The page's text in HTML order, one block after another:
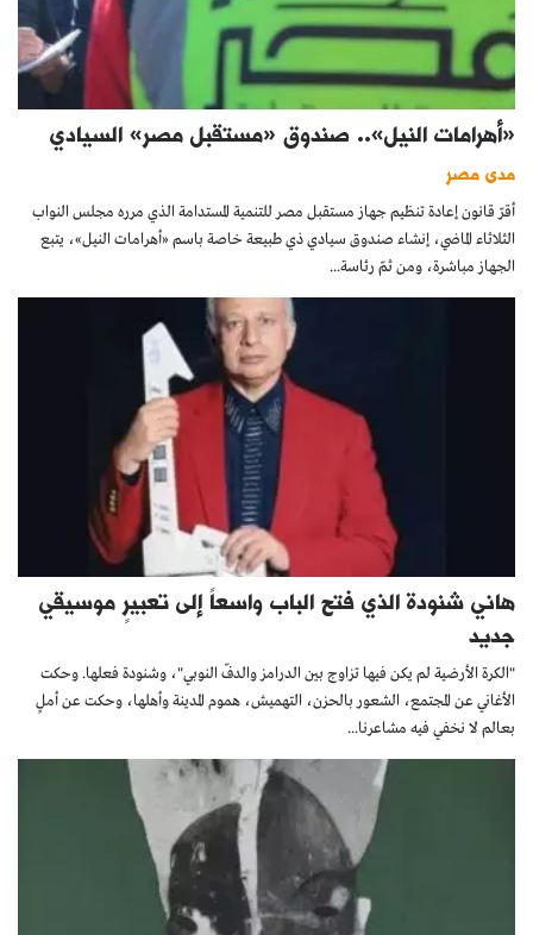
«أهرامات النيل».. صندوق «مستقبل مصر» السيادي
مدى مصر
أقرّ قانون إعادة تنظيم جهاز مستقبل مصر للتنمية المستدامة الذي مرره مجلس النواب
الثلاثاء الماضي، إنشاء صندوق سيادي ذي طبيعة خاصة باسم «أهرامات النيل»، يتبع
الجهاز مباشرة، ومن ثمّ رئاسة...
هاني شنودة الذي فتح الباب واسعاً إلى تعبيرٍ موسيقي
جديد
"الكرة الأرضية لم يكن فيها تزاوج بين الدرامز والدفّ النوبي"، وشنودة فعلها. وحكت
الأغاني عن المجتمع، الشعور بالحزن، التهميش، هموم المدينة وأهلها، وحكت عن أملٍ
بعالم لا نخفي فيه مشاعرنا...